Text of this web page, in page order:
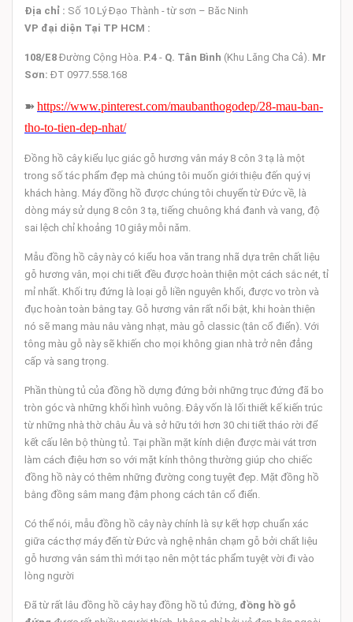
Địa chỉ : Số 10 Lý Đạo Thành - từ sơn – Băc Ninh
VP đại diện Tại TP HCM :
108/E8 Đường Cộng Hòa. P.4 - Q. Tân Bình (Khu Lăng Cha Cả). Mr
Sơn: ĐT 0977.558.168
➽ https://www.pinterest.com/maubanthogodep/28-mau-ban-
tho-to-tien-dep-nhat/
Đồng hồ cây kiểu lục giác gỗ hương vân máy 8 côn 3 tạ là một
trong số tác phẩm đẹp mà chúng tôi muốn giới thiệu đến quý vị
khách hàng. Máy đồng hồ được chúng tôi chuyển từ Đức về, là
dòng máy sử dụng 8 côn 3 tạ, tiếng chuông khá đanh và vang, độ
sai lệch chỉ khoảng 10 giây mỗi năm.
Mẫu đồng hồ cây này có kiểu hoa văn trang nhã dựa trên chất liệu
gỗ hương vân, mọi chi tiết đều được hoàn thiện một cách sắc nét, tỉ
mỉ nhất. Khối trụ đứng là loại gỗ liền nguyên khối, được vo tròn và
đục hoàn toàn bằng tay. Gỗ hương vân rất nổi bật, khi hoàn thiện
nó sẽ mang màu nâu vàng nhạt, màu gỗ classic (tân cổ điển). Với
tông màu gỗ này sẽ khiến cho mọi không gian nhà trở nên đẳng
cấp và sang trọng.
Phần thùng tủ của đồng hồ dựng đứng bởi những trục đứng đã bo
tròn góc và những khối hình vuông. Đây vốn là lối thiết kế kiến trúc
từ những nhà thờ châu Âu và sở hữu tới hơn 30 chi tiết tháo rời để
kết cấu lên bộ thùng tủ. Tại phần mặt kính diện được mài vát trơn
làm cách điệu hơn so với mặt kính thông thường giúp cho chiếc
đồng hồ này có thêm những đường cong tuyệt đẹp. Mặt đồng hồ
bằng đồng sâm mang đậm phong cách tân cổ điển.
Có thể nói, mẫu đồng hồ cây này chính là sự kết hợp chuẩn xác
giữa các thợ máy đến từ Đức và nghệ nhân chạm gỗ bởi chất liệu
gỗ hương vân sám thì mới tạo nên một tác phẩm tuyệt vời đi vào
lòng người
Đã từ rất lâu đồng hồ cây hay đồng hồ tủ đứng, đồng hồ gỗ